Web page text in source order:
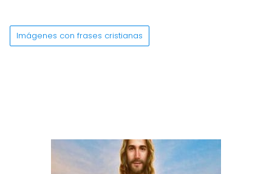
Imágenes con frases cristianas